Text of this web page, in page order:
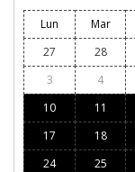
Lun Mar
27
28
3
4
10
11
17
18
24
25